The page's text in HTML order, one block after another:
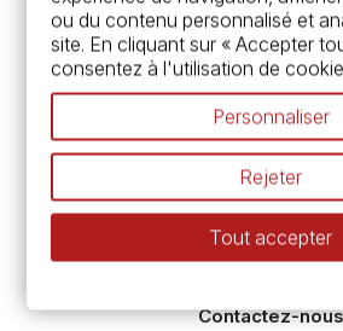
Chèque cadeau, bon
Devis & bon de
Pass culture - mode
Nos promotions en
Espace
L’aquarelle en tubes ou en
Le vocabulaire technique de
Différence entre peinture Fine
Préparer une toile pour peinture à
Contactez-nous
ou du contenu personnalisé et
site. En cliquant sur « Accepter
consentez à l'utilisation de
Personnaliser
Rejeter
Tout accepter